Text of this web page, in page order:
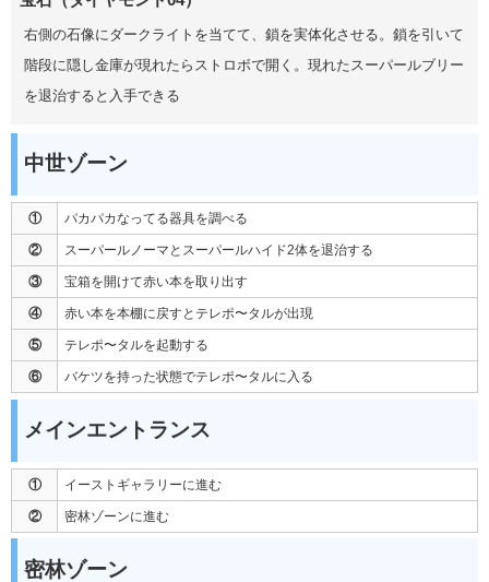
右側の石像にダークライトを当てて、鎖を実体化させる。鎖を引いて
階段に隠し金庫が現れたらストロボで開く。現れたスーパールブリー
を退治すると入手できる
中世ゾーン
① パカパカなってる器具を調べる
② スーパールノーマとスーパールハイド2体を退治する
③ 宝箱を開けて赤い本を取り出す
④ 赤い本を本棚に戻すとテレポ〜タルが出現
⑤ テレポ〜タルを起動する
⑥ バケツを持った状態でテレポ〜タルに入る
メインエントランス
① イーストギャラリーに進む
② 密林ゾーンに進む
密林ゾーン